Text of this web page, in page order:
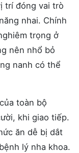
trí đóng vai trò
nhai. Chính
trọng ở
nên nhổ bỏ
nanh có thể
toàn bộ
khi giao tiếp.
ăn dễ bị dắt
lý nha khoa.